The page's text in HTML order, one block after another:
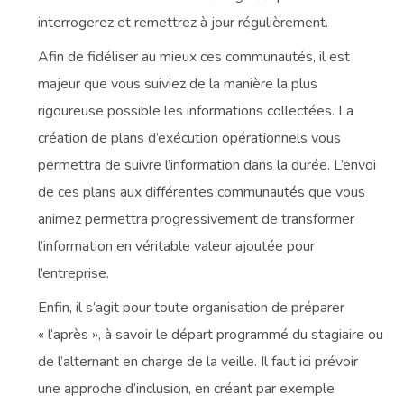
interrogerez et remettrez à jour régulièrement.
Afin de fidéliser au mieux ces communautés, il est
majeur que vous suiviez de la manière la plus
rigoureuse possible les informations collectées. La
création de plans d’exécution opérationnels vous
permettra de suivre l’information dans la durée. L’envoi
de ces plans aux différentes communautés que vous
animez permettra progressivement de transformer
l’information en véritable valeur ajoutée pour
l’entreprise.
Enfin, il s’agit pour toute organisation de préparer
« l’après », à savoir le départ programmé du stagiaire ou
de l’alternant en charge de la veille. Il faut ici prévoir
une approche d’inclusion, en créant par exemple